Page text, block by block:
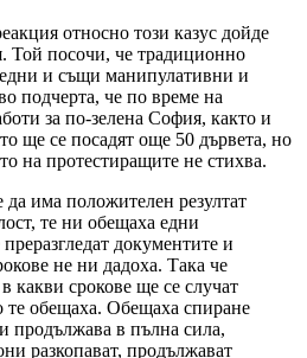
относно този казус дойде
Той посочи, че традиционно
и същи манипулативни и
подчерта, че по време на
за по-зелена София, както и
ще се посадят още 50 дървета, но
на протестиращите не стихва.
да има положителен резултат
те ни обещаха едни
документите и
не ни дадоха. Така че
какви срокове ще се случат
те обещаха. Обещаха спиране
продължава в пълна сила,
разкопават, продължават